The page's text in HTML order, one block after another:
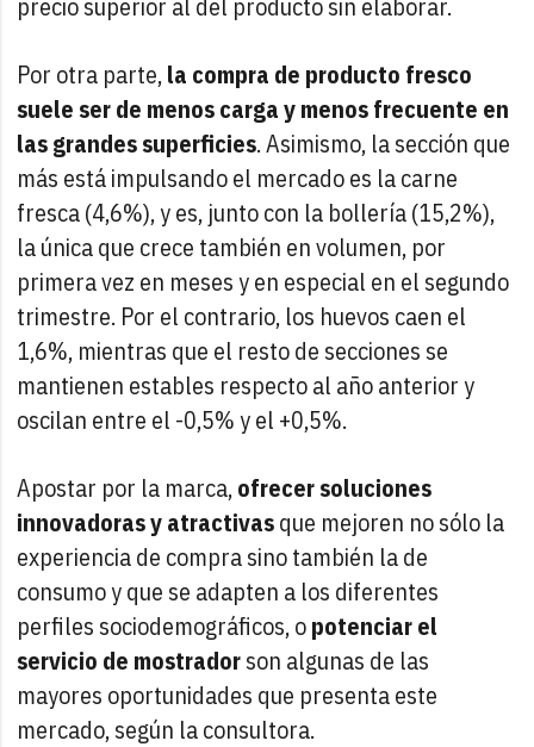
Por otra parte,la compra de producto fresco
suele ser de menos carga y menos frecuente en
las grandes superficies. Asimismo, la sección que
más está impulsando el mercado es la carne
fresca (4,6%), y es, junto con la bollería (15,2%),
la única que crece también en volumen, por
primera vez en meses y en especial en el segundo
trimestre. Por el contrario, los huevos caen el
1,6%, mientras que el resto de secciones se
mantienen estables respecto al año anterior y
oscilan entre el -0,5% y el +0,5%.
Apostar por la marca,ofrecer soluciones
innovadoras y atractivasque mejoren no sólo la
experiencia de compra sino también la de
consumo y que se adapten a los diferentes
perfiles sociodemográficos, opotenciar el
servicio de mostradorson algunas de las
mayores oportunidades que presenta este
mercado, según la consultora.